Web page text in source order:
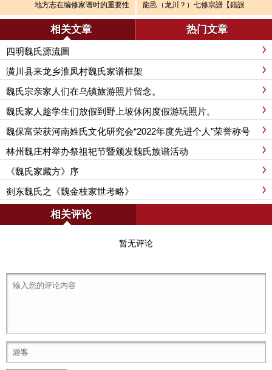
地方志在编修家谱时的重要性
龍邑（龙川？）七修宗譜【錯誤
說】
相关文章 热门文章
四明魏氏源流圖
潢川县来龙乡淮凤村魏氏家谱框架
魏氏宗亲家人们在乌镇旅游照片留念。
魏氏家人趁学生们放假到野上坡休闲度假游玩照片。
魏保富荣获河南姓氏文化研究会“2022年度先进个人”荣誉称号
林州魏庄村举办祭祖祀节暨颁发魏氏族谱活动
《魏氏家藏方》序
剡东魏氏之《魏金枝家世考略》
相关评论
暂无评论